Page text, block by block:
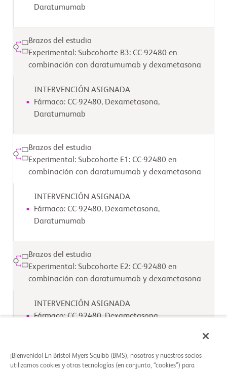
Daratumumab
Brazos del estudio
Experimental: Subcohorte B3: CC-92480 en
combinación con daratumumab y dexametasona
INTERVENCIÓN ASIGNADA
Fármaco: CC-92480, Dexametasona,
Daratumumab
Brazos del estudio
Experimental: Subcohorte E1: CC-92480 en
combinación con daratumumab y dexametasona
INTERVENCIÓN ASIGNADA
Fármaco: CC-92480, Dexametasona,
Daratumumab
Brazos del estudio
Experimental: Subcohorte E2: CC-92480 en
combinación con daratumumab y dexametasona
INTERVENCIÓN ASIGNADA
Fármaco: CC-92480, Dexametasona,
Brazos del estudio
¡Bienvenido! En Bristol Myers Squibb (BMS), nosotros y nuestros socios
utilizamos cookies y otras tecnologías (en conjunto, “cookies”) para